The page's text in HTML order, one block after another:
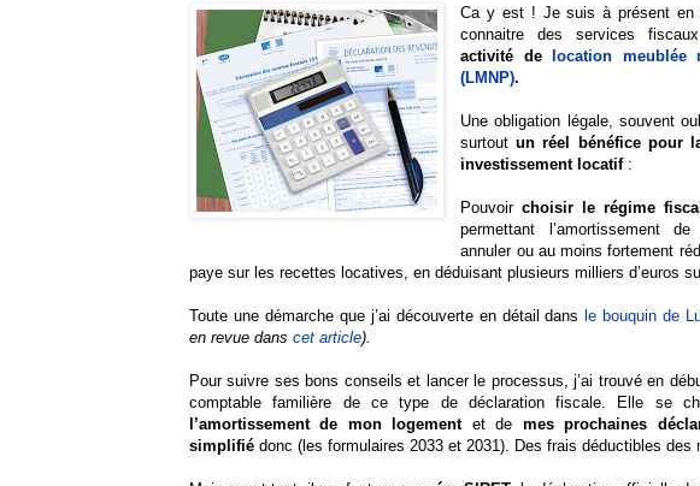
Ca y est ! Je suis à présent en
connaitre des services
activité de
location meublée
(LMNP).
Une obligation légale, souvent
surtoutun réel bénéfice pour
investissement locatif:
Pouvoirchoisir le régime
permettant l’amortissement
annuler ou au moins fortement
paye sur les recettes locatives, en déduisant plusieurs milliers d’euros
Toute une démarche que j’ai découverte en détail dans le bouquin de
en revue dans cet article).
Pour suivre ses bons conseils et lancer le processus, j’ai trouvé en
comptable familière de ce type de déclaration fiscale. Elle se
l’amortissement de mon logementet de mes prochaines
simplifié donc (les formulaires 2033 et 2031). Des frais déductibles des